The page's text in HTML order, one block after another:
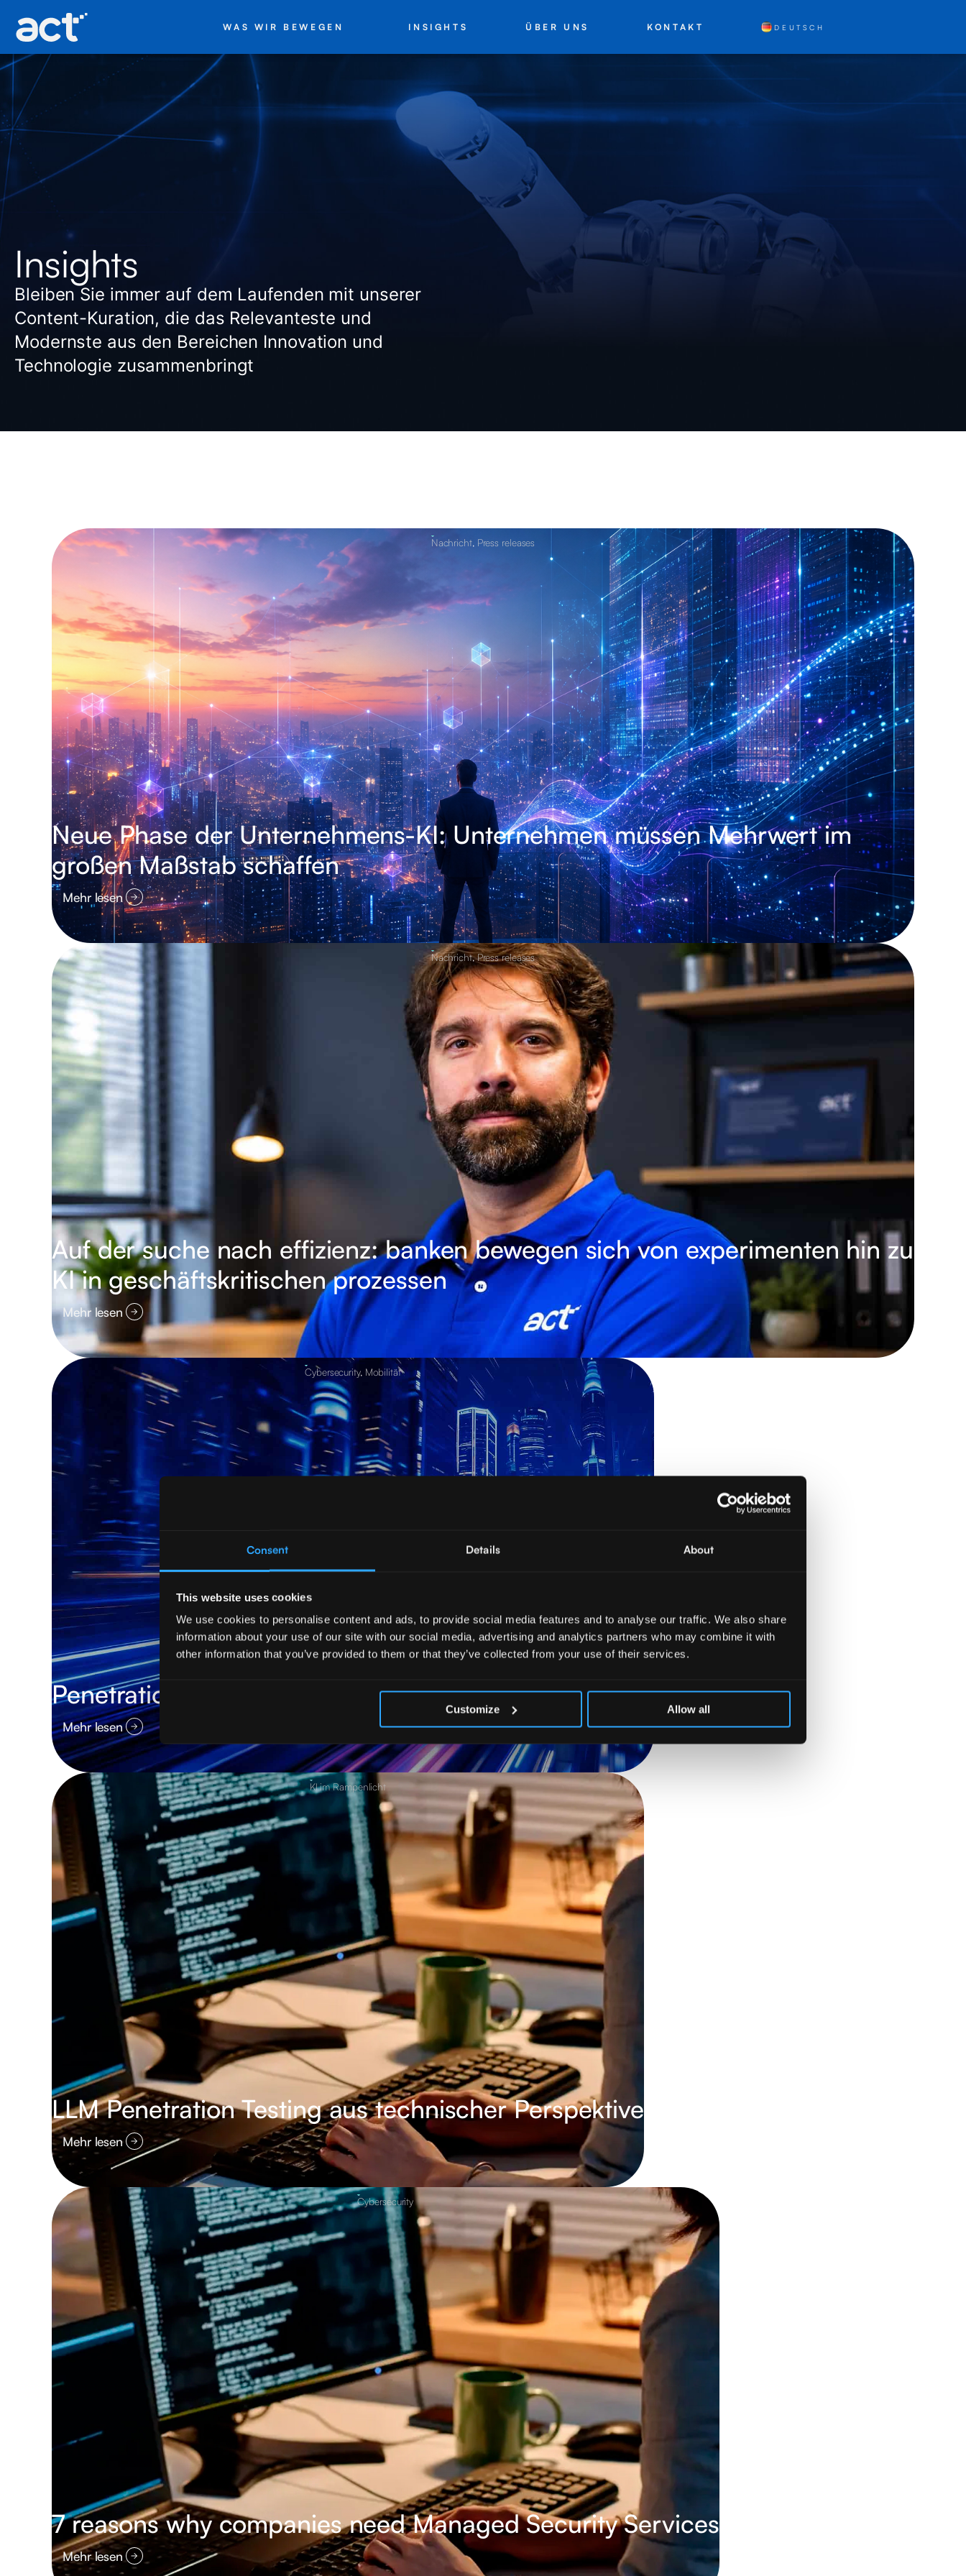
Consent Details About
This website uses cookies
We use cookies to personalise content and ads, to provide social media features and to analyse our traffic. We also share
information about your use of our site with our social media, advertising and analytics partners who may combine it with
other information that you’ve provided to them or that they’ve collected from your use of their services.
Customize Allow all
WAS WIR BEWEGEN INSIGHTS ÜBER UNS KONTAKT DEUTSCH
Insights
Bleiben Sie immer auf dem Laufenden mit unserer
Content-Kuration, die das Relevanteste und
Modernste aus den Bereichen Innovation und
Technologie zusammenbringt
Nachricht, Press releases
Neue Phase der Unternehmens-KI: Unternehmen müssen Mehrwert im
großen Maßstab schaffen
Mehr lesen
Nachricht,Press releases
Auf der suche nach effizienz: banken bewegen sich von experimenten hin zu
KI in geschäftskritischen prozessen
Mehr lesen
Cybersecurity, Mobilität
Penetration Testing von automatisierten Zugsystemen
Mehr lesen
KI im Rampenlicht
LLM Penetration Testing aus technischer Perspektive
Mehr lesen
Cybersecurity
7 reasons why companies need Managed Security Services
Mehr lesen